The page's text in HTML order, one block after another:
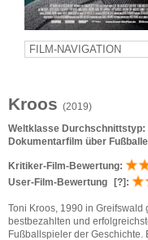
Kroos (2019)
Weltklasse Durchschnittstyp:
Dokumentarfilm über
Kritiker-Film-Bewertung:
User-Film-Bewertung
[?] :
Toni Kroos, 1990 in Greifswald
bestbezahlten und
Fußballspieler der Geschichte.